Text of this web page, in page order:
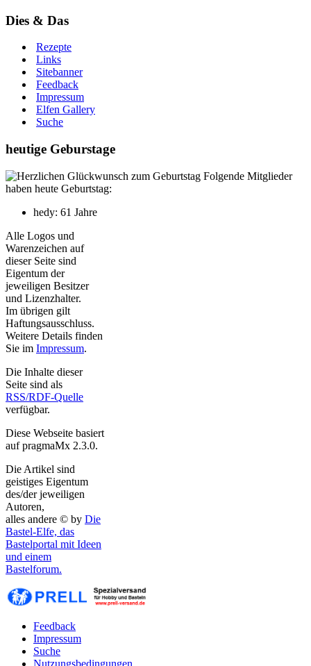
Dies & Das
Rezepte
Links
Sitebanner
Feedback
Impressum
Elfen Gallery
Suche
heutige Geburstage
Folgende Mitglieder
haben heute Geburtstag:
hedy: 61 Jahre
Alle Logos und
Warenzeichen auf
dieser Seite sind
Eigentum der
jeweiligen Besitzer
und Lizenzhalter.
Im übrigen gilt
Haftungsausschluss.
Weitere Details finden
Sie im Impressum.
Die Inhalte dieser
Seite sind als
RSS/RDF-Quelle
verfügbar.
Diese Webseite basiert
auf pragmaMx 2.3.0.
Die Artikel sind
geistiges Eigentum
des/der jeweiligen
Autoren,
alles andere © by Die
Bastel-Elfe, das
Bastelportal mit Ideen
und einem
Bastelforum.
Feedback
Impressum
Suche
Nutzungsbedingungen